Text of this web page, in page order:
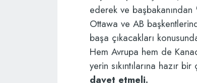
ederek ve başbakanından
Ottawa ve AB
başa çıkacakları
Hem Avrupa hem de
yerin sıkıntılarına hazır
davet etmeli.